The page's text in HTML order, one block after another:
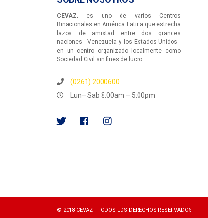
CEVAZ, es uno de varios Centros
Binacionales en América Latina que estrecha
lazos de amistad entre dos grandes
naciones - Venezuela y los Estados Unidos -
en un centro organizado localmente como
Sociedad Civil sin fines de lucro.
(0261) 2000600
Lun– Sab 8.00am – 5:00pm
© 2018 CEVAZ | TODOS LOS DERECHOS RESERVADOS